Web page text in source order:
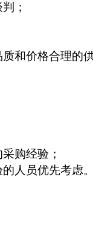
；
和价格合理的
购经验；
人员优先考虑。